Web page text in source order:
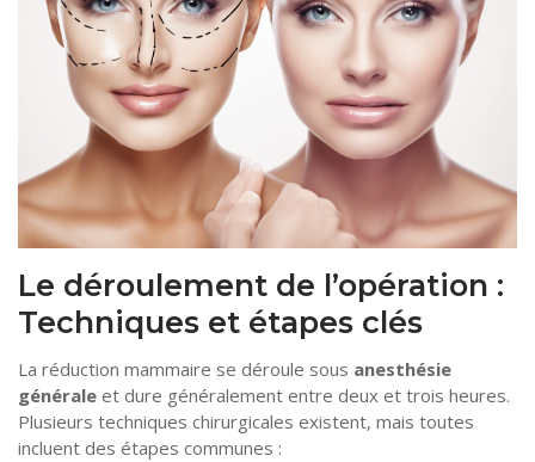
Le déroulement de l’opération :
Techniques et étapes clés
La réduction mammaire se déroule sous anesthésie
générale et dure généralement entre deux et trois heures.
Plusieurs techniques chirurgicales existent, mais toutes
incluent des étapes communes :